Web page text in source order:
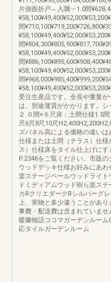
片側面折戸︵入隅︶1.0間
間
間
間
間
受注生産品です。全長や重量
は、別途運賃がかかります。
２.０間×６尺床：土間仕様1.5
尺6尺8尺10尺
ズパネル高による価格の違い
仕様または土間（テラス）仕
ス）仕様床をタイル仕上げにす
P.2346をご覧ください。市販の
ウッドデッキ仕様お好みにあ
楽ステージペールウッドライ
ドミディアムウッド樹ら楽ス
カRクリエダークRシルバーグ
上、実物と多少違うことがあ
事費・配送費は含まれていま
暖蘭物語ココマガーデンルー
応タイルガーデンルーム